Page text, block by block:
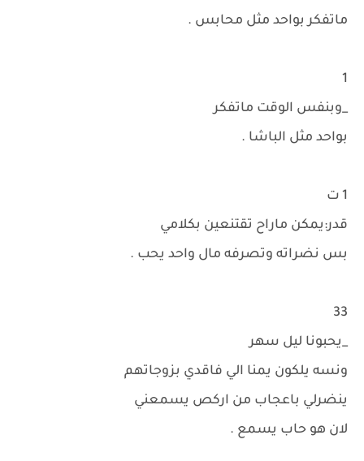
ماتفكر بواحد مثل محابس .
1
_وبنفس الوقت ماتفكر
بواحد مثل الباشا .
1 ت
قدر:يمكن ماراح تقتنعين بكلامي
بس نضراته وتصرفه مال واحد يحب .
33
_يحبونا ليل سهر
ونسه يلكون يمنا الي فاقدي بزوجاتهم
ينضرلي باعجاب من اركص يسمعني
لان هو حاب يسمع .